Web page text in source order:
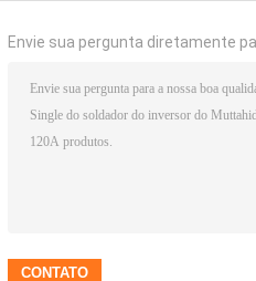
Envie sua pergunta diretamente